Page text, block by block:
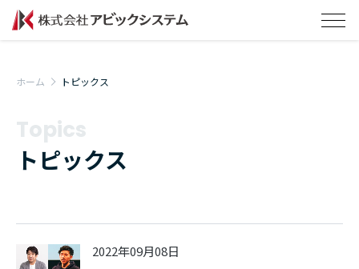
ホーム トピックス
Topics
トピックス
2022年09月08日